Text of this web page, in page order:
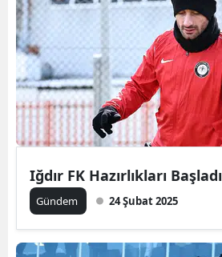
Iğdır FK Hazırlıkları Başladı
Gündem 24 Şubat 2025